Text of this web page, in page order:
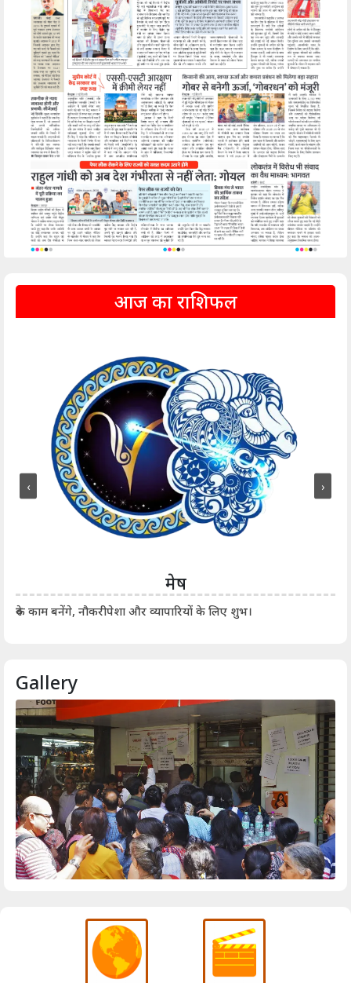
आज का राशिफल
मेष
रुके काम बनेंगे, नौकरीपेशा और व्यापारियों के लिए शुभ।
‹ ›
Gallery